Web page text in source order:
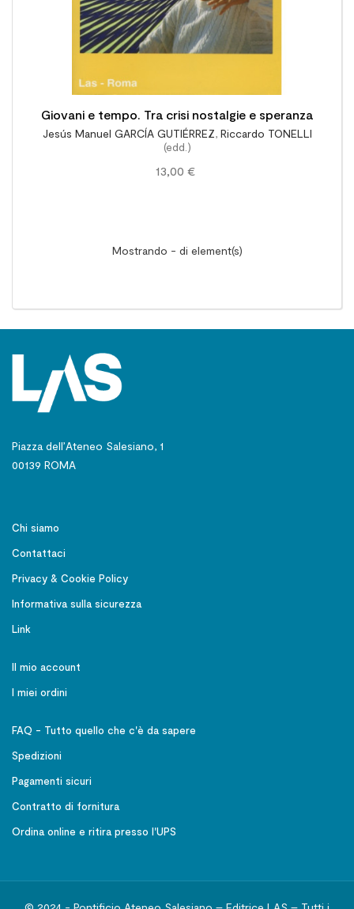
Giovani e tempo. Tra crisi nostalgie e speranza
Jesús Manuel GARCÍA GUTIÉRREZ, Riccardo TONELLI
(edd.)
13,00 €
Mostrando - di element(s)
Piazza dell’Ateneo Salesiano, 1
00139 ROMA
Chi siamo
Contattaci
Privacy & Cookie Policy
Informativa sulla sicurezza
Link
Il mio account
I miei ordini
FAQ - Tutto quello che c'è da sapere
Spedizioni
Pagamenti sicuri
Contratto di fornitura
Ordina online e ritira presso l'UPS